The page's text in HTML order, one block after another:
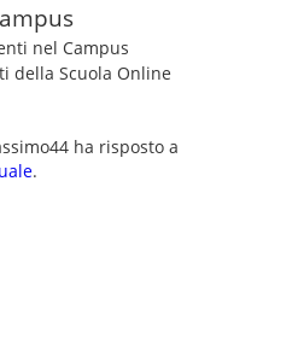
nel Campus
della Scuola Online
ha risposto a
.